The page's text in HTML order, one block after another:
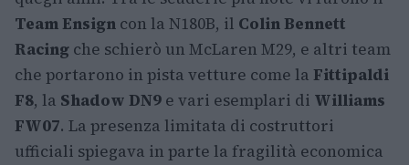
Team Ensign con la N180B, il Colin Bennett
Racing che schierò un McLaren M29, e altri team
che portarono in pista vetture come la Fittipaldi
F8, la Shadow DN9 e vari esemplari di Williams
FW07. La presenza limitata di costruttori
ufficiali spiegava in parte la fragilità economica